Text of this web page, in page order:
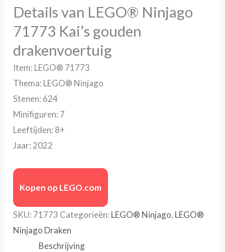
Details van LEGO® Ninjago
71773 Kai’s gouden
drakenvoertuig
Item: LEGO® 71773
Thema: LEGO® Ninjago
Stenen: 624
Minifiguren: 7
Leeftijden: 8+
Jaar: 2022
Kopen op LEGO.com
SKU: 71773 Categorieën: LEGO® Ninjago, LEGO®
Ninjago Draken
Beschrijving